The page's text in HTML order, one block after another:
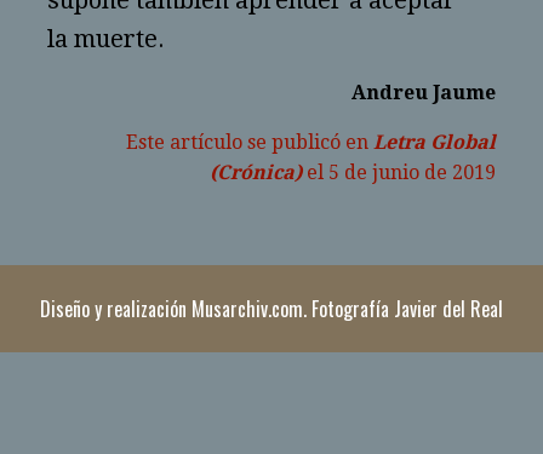
la muerte.
Andreu Jaume
Este artículo se publicó en Letra Global
(Crónica) el 5 de junio de 2019
Diseño y realización Musarchiv.com. Fotografía Javier del Real